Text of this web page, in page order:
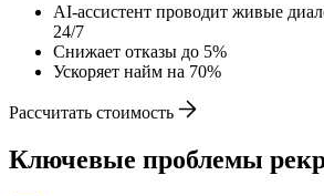
AI-ассистент проводит живые
24/7
Снижает отказы до 5%
Ускоряет найм на 70%
Рассчитать стоимость
Ключевые проблемы